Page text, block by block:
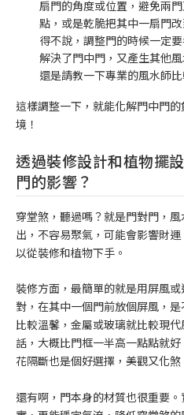
扇門的角度或位置，避免兩
點，或是乾脆把其中一扇門
得不說，調整門的時候一定
解決了門中門，又產生其他
還是請教一下專業的風水師比
這樣調整一下，就能化解門中門
境！
透過裝修設計和植物擺
門的影響？
穿堂煞，聽過嗎？就是門對門，
出，不容易聚氣，可能會影響財
以從裝修和植物下手。
裝修方面，最簡單的就是用屏風
對，在其中一個門前放個屏風，
比較溫馨，金屬或玻璃就比較現
話，大概比門框一半高一點點就
花隔斷也是個好選擇，美觀又化煞
還有啊，門本身的材質也很重要